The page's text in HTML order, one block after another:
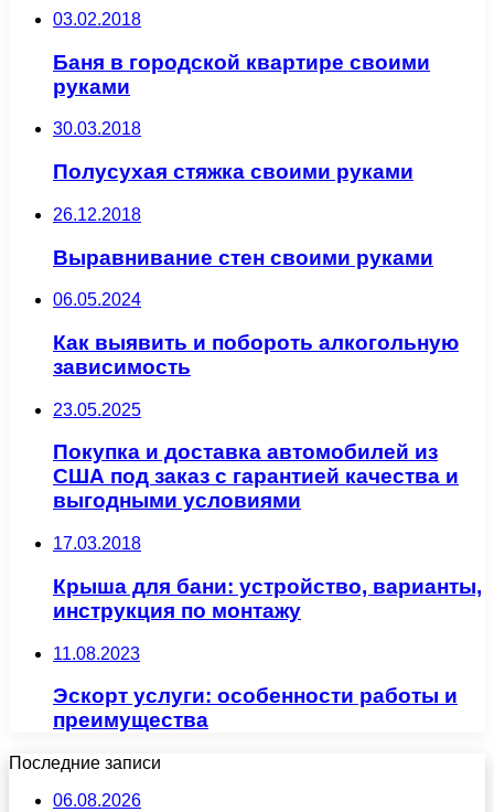
03.02.2018
Баня в городской квартире своими
руками
30.03.2018
Полусухая стяжка своими руками
26.12.2018
Выравнивание стен своими руками
06.05.2024
Как выявить и побороть алкогольную
зависимость
23.05.2025
Покупка и доставка автомобилей из
США под заказ с гарантией качества и
выгодными условиями
17.03.2018
Крыша для бани: устройство, варианты,
инструкция по монтажу
11.08.2023
Эскорт услуги: особенности работы и
преимущества
Последние записи
06.08.2026